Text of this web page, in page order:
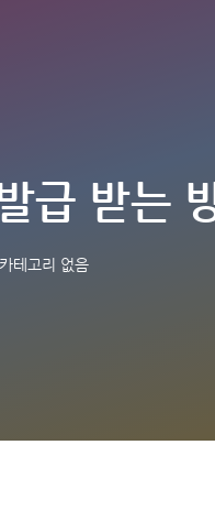
급 받는
카테고리 없음